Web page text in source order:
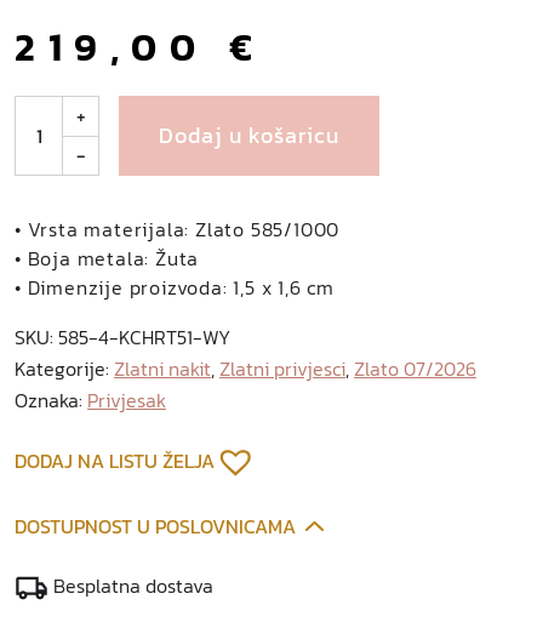
219,00 €
b
i
n
a
l
a
t
i
r
v
j
+
-
Dodaj u košaricu
• Vrsta materijala: Zlato 585/1000
• Boja metala: Žuta
• Dimenzije proizvoda: 1,5 x 1,6 cm
SKU: 585-4-KCHRT51-WY
Kategorije: Zlatni nakit,Zlatni privjesci,Zlato 07/2026
Oznaka: Privjesak
DODAJ NA LISTU ŽELJA
DOSTUPNOST U POSLOVNICAMA
Besplatna dostava